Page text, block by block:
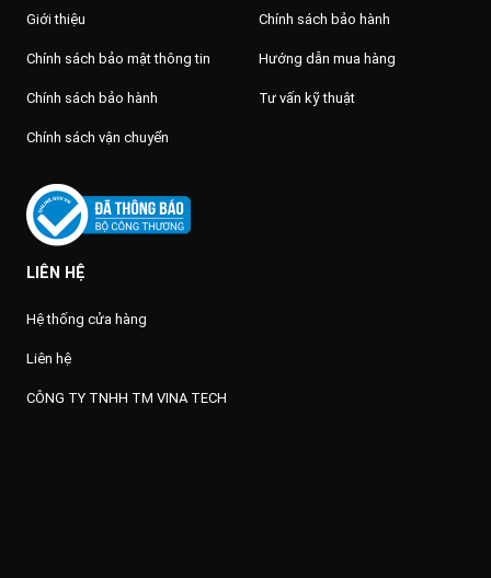
Giới thiệu
Chính sách bảo mật thông tin
Chính sách bảo hành
Chính sách vận chuyển
Chính sách bảo hành
Hướng dẫn mua hàng
Tư vấn kỹ thuật
LIÊN HỆ
Hệ thống cửa hàng
Liên hệ
CÔNG TY TNHH TM VINA TECH